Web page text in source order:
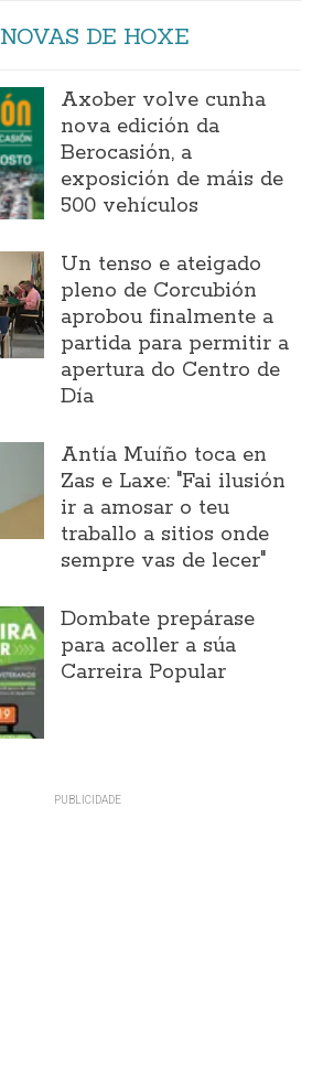
NOVAS DE HOXE
Axober volve cunha
nova edición da
Berocasión, a
exposición de máis de
500 vehículos
Un tenso e ateigado
pleno de Corcubión
aprobou finalmente a
partida para permitir a
apertura do Centro de
Día
Antía Muíño toca en
Zas e Laxe: "Fai ilusión
ir a amosar o teu
traballo a sitios onde
sempre vas de lecer"
Dombate prepárase
para acoller a súa
Carreira Popular